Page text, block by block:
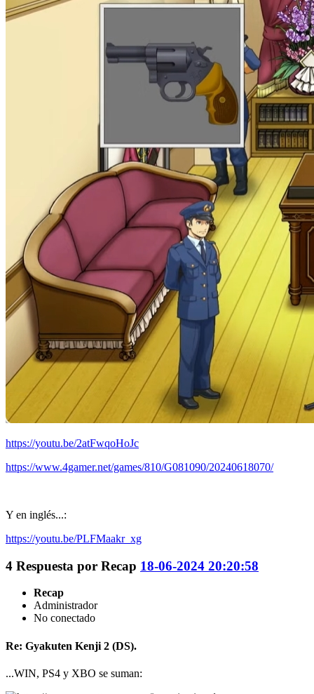
https://youtu.be/2atFwqoHoJc
https://www.4gamer.net/games/810/G081090/20240618070/
Y en inglés...:
https://youtu.be/PLFMaakr_xg
4 Respuesta por Recap 18-06-2024 20:20:58
Recap
Administrador
No conectado
Re: Gyakuten Kenji 2 (DS).
...WIN, PS4 y XBO se suman: